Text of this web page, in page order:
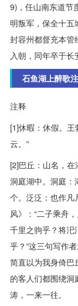
9)，任山南东道节
明叛军，保全十
封容州都督充本管
入朝，同年卒于长
石鱼湖上醉歌
注释
[1]休暇：休假。
云。”
[2]巴丘：山名，
洞庭湖中。洞庭：
个。泛泛：也作凡
风》：“二子乘舟
千里之驹乎？将汜
乎？”这三句写作
简直以为我身倚巴
的客人们都围绕
涛，一来一往。